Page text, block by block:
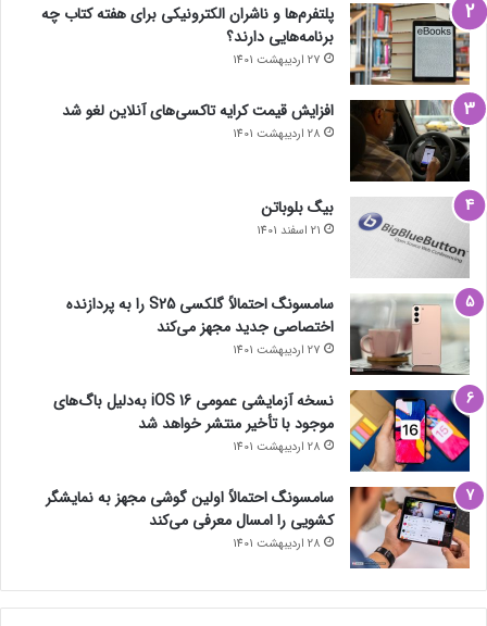
پلتفرم‌ها و ناشران الکترونیکی برای هفته کتاب چه
برنامه‌هایی دارند؟
27 اردیبهشت 1401
افزایش قیمت کرایه تاکسی‌های آنلاین لغو شد
28 اردیبهشت 1401
بیگ بلوباتن
21 اسفند 1401
سامسونگ احتمالاً گلکسی S25 را به پردازنده
اختصاصی جدید مجهز می‌کند
27 اردیبهشت 1401
نسخه آزمایشی عمومی iOS 16 به‌دلیل باگ‌های
موجود با تأخیر منتشر خواهد شد
28 اردیبهشت 1401
سامسونگ احتمالاً اولین گوشی مجهز به نمایشگر
کشویی را امسال معرفی می‌کند
28 اردیبهشت 1401